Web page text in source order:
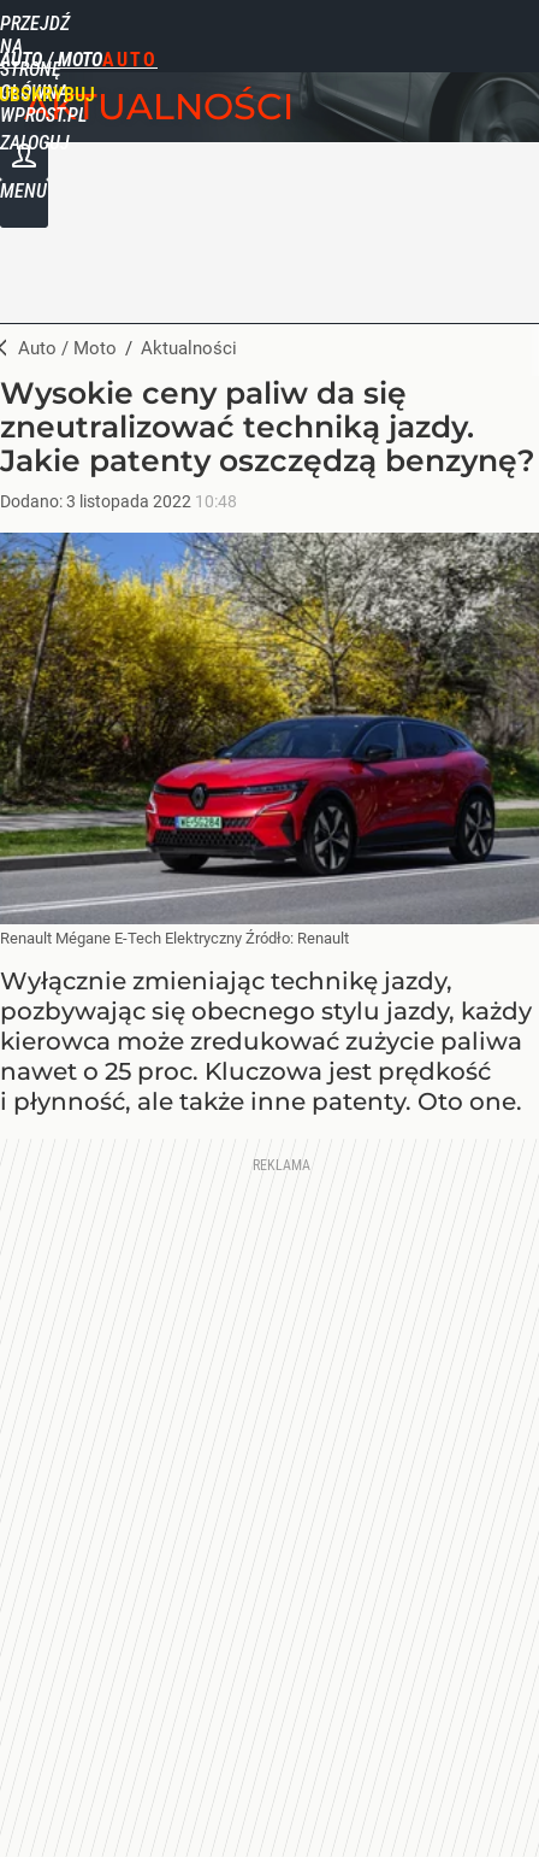
PRZEJDŹ
NA
STRONĘ
GŁÓWNĄ
WPROST.PL
AUTO / MOTO
ZALOGUJ
MENU
AKTUALNOŚCI
Auto / Moto / Aktualności
Wysokie ceny paliw da się
zneutralizować techniką jazdy.
Jakie patenty oszczędzą benzynę?
Dodano:3 listopada 2022 10:48
Renault Mégane E-Tech Elektryczny Źródło: Renault
Wyłącznie zmieniając technikę jazdy,
pozbywając się obecnego stylu jazdy, każdy
kierowca może zredukować zużycie paliwa
nawet o 25 proc. Kluczowa jest prędkość
i płynność, ale także inne patenty. Oto one.